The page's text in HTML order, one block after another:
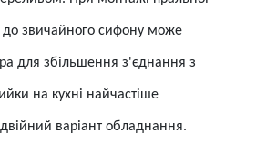
звичайного сифону може
для збільшення з'єднання з
на кухні найчастіше
варіант обладнання.